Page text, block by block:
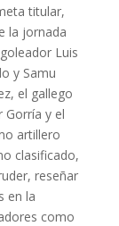
titular,
la jornada
Luis
y Samu
el gallego
Gorría y el
artillero
clasificado,
reseñar
en la
como